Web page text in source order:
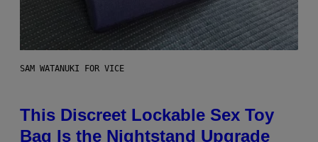
SAM WATANUKI FOR VICE
This Discreet Lockable Sex Toy
Bag Is the Nightstand Upgrade